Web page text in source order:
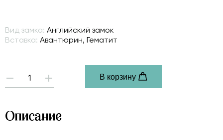
Вид замка: Английский замок
Вставка: Авантюрин, Гематит
- +
В корзину
Описание